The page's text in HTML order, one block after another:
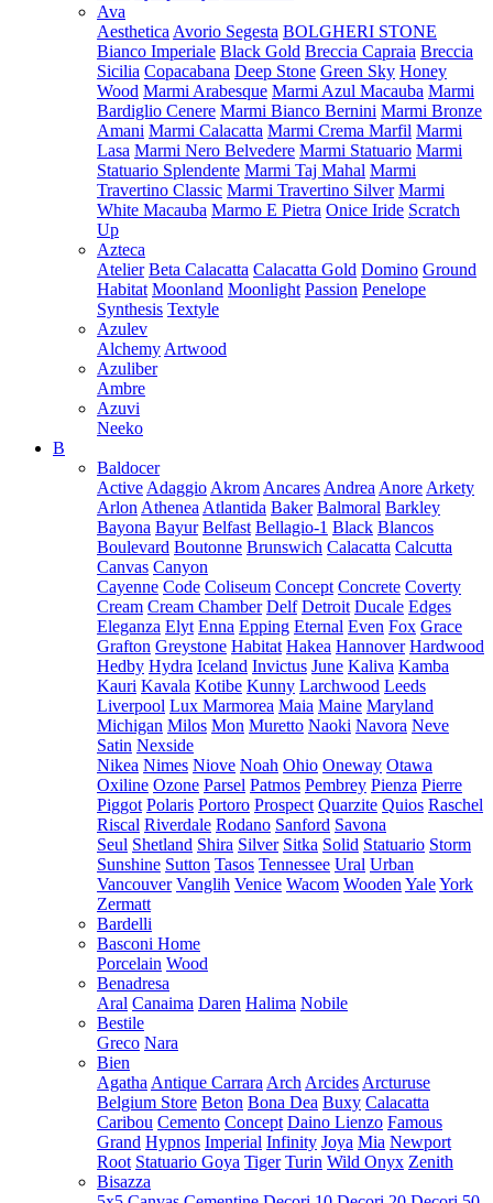
Ava
Aesthetica Avorio Segesta BOLGHERI STONE
Bianco Imperiale Black Gold Breccia Capraia Breccia
Sicilia Copacabana Deep Stone Green Sky Honey
Wood Marmi Arabesque Marmi Azul Macauba Marmi
Bardiglio Cenere Marmi Bianco Bernini Marmi Bronze
Amani Marmi Calacatta Marmi Crema Marfil Marmi
Lasa Marmi Nero Belvedere Marmi Statuario Marmi
Statuario Splendente Marmi Taj Mahal Marmi
Travertino Classic Marmi Travertino Silver Marmi
White Macauba Marmo E Pietra Onice Iride Scratch
Up
Azteca
Atelier Beta Calacatta Calacatta Gold Domino Ground
Habitat Moonland Moonlight Passion Penelope
Synthesis Textyle
Azulev
Alchemy Artwood
Azuliber
Ambre
Azuvi
Neeko
B
Baldocer
Active Adaggio Akrom Ancares Andrea Anore Arkety
Arlon Athenea Atlantida Baker Balmoral Barkley
Bayona Bayur Belfast Bellagio-1 Black Blancos
Boulevard Boutonne Brunswich Calacatta Calcutta
Canvas Canyon
Cayenne Code Coliseum Concept Concrete Coverty
Cream Cream Chamber Delf Detroit Ducale Edges
Eleganza Elyt Enna Epping Eternal Even Fox Grace
Grafton Greystone Habitat Hakea Hannover Hardwood
Hedby Hydra Iceland Invictus June Kaliva Kamba
Kauri Kavala Kotibe Kunny Larchwood Leeds
Liverpool Lux Marmorea Maia Maine Maryland
Michigan Milos Mon Muretto Naoki Navora Neve
Satin Nexside
Nikea Nimes Niove Noah Ohio Oneway Otawa
Oxiline Ozone Parsel Patmos Pembrey Pienza Pierre
Piggot Polaris Portoro Prospect Quarzite Quios Raschel
Riscal Riverdale Rodano Sanford Savona
Seul Shetland Shira Silver Sitka Solid Statuario Storm
Sunshine Sutton Tasos Tennessee Ural Urban
Vancouver Vanglih Venice Wacom Wooden YaleYork
Zermatt
Bardelli
Basconi Home
Porcelain Wood
Benadresa
Aral Canaima Daren Halima Nobile
Bestile
Greco Nara
Bien
Agatha Antique Carrara Arch Arcides Arcturuse
Belgium Store Beton Bona Dea Buxy Calacatta
Caribou Cemento Concept Daino Lienzo Famous
Grand Hypnos Imperial Infinity Joya Mia Newport
Root Statuario Goya Tiger Turin Wild Onyx Zenith
Bisazza